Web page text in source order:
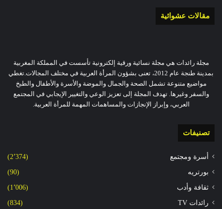
مقالات عشوائية
مجلة رائدات هي مجلة نسائية ورقية إلكترونية تأسست في المملكة المغربية
بمدينة طنجة عام 2012، تعنى بشؤون المرأة العربية في مختلف المجالات.تغطي
مواضيع متنوعة تشمل الصحة والجمال والموضة والأسرة والأطفال والطبخ
والسفر وغيرها. تهدف المجلة إلى تعزيز الوعي والتغيير الإيجابي في المجتمع
العربي، وإبراز الإنجازات والمساهمات المهمة للمرأة العربية.
تصنيفات
أسرة ومجتمع (2٬374)
بورتريه (90)
ثقافة وأدب (1٬006)
رائدات TV (834)